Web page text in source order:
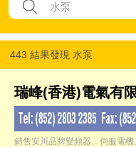
443 結果發現 水泵
瑞峰(香港)電氣有
銷售安川品牌變頻器、伺服電機